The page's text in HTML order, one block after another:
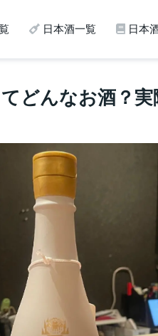
日本酒一覧 日本
んなお酒？実